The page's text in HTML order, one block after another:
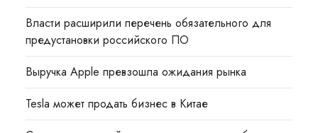
Власти расширили перечень обязательного для
предустановки российского ПО
Выручка Apple превзошла ожидания рынка
Tesla может продать бизнес в Китае